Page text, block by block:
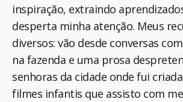
inspiração, extraindo
desperta minha atenção. Meus
diversos: vão desde conversas
na fazenda e uma prosa
senhoras da cidade onde fui
filmes infantis que assisto com